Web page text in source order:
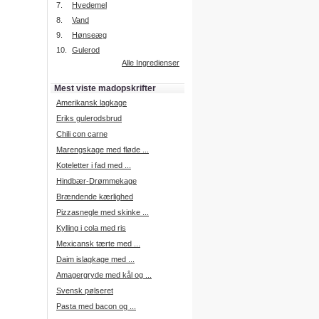
Intelligent søgning
Få foreslået opskrifter.
Prøv vores nye "Foreslå
Læs mere her.
Vi har nu oprettet et mad forum,
hvor i kan dele jeres erfaringer.
Log på med dine oplysninger fra
Madopskrifter.nu.
Gå til forum
Indkøbsliste på SMS
på SMS.
For at benytte SMS funktionen,
7.
Hvedemel
8.
Vand
9.
Hønseæg
10.
Gulerod
Alle Ingredienser
Mest viste madopskrifter
Amerikansk lagkage
Eriks gulerodsbrud
Chili con carne
Marengskage med fløde ...
Koteletter i fad med ...
Hindbær-Drømmekage
Brændende kærlighed
Pizzasnegle med skinke ...
Kylling i cola med ris
Mexicansk tærte med ...
Daim islagkage med ...
Amagergryde med kål og ...
Svensk pølseret
Pasta med bacon og ...